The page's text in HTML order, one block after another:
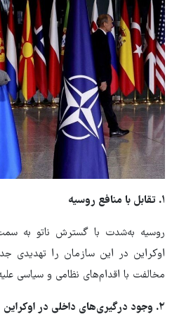
۱. تقابل با منافع روسیه
روسیه به‌شدت با گسترش ناتو به
اوکراین در این سازمان را تهدیدی
مخالفت با اقدام‌های نظامی و سیاسی
۲. وجود درگیری‌های داخلی در اوکراین